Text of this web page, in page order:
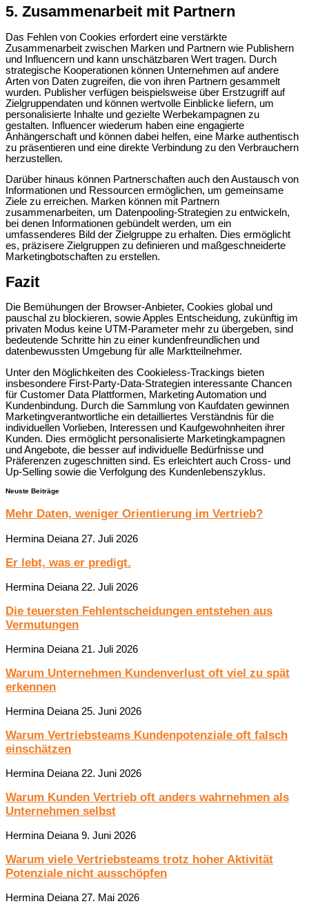
5. Zusammenarbeit mit Partnern
Das Fehlen von Cookies erfordert eine verstärkte
Zusammenarbeit zwischen Marken und Partnern wie Publishern
und Influencern und kann unschätzbaren Wert tragen. Durch
strategische Kooperationen können Unternehmen auf andere
Arten von Daten zugreifen, die von ihren Partnern gesammelt
wurden. Publisher verfügen beispielsweise über Erstzugriff auf
Zielgruppendaten und können wertvolle Einblicke liefern, um
personalisierte Inhalte und gezielte Werbekampagnen zu
gestalten. Influencer wiederum haben eine engagierte
Anhängerschaft und können dabei helfen, eine Marke authentisch
zu präsentieren und eine direkte Verbindung zu den Verbrauchern
herzustellen.
Darüber hinaus können Partnerschaften auch den Austausch von
Informationen und Ressourcen ermöglichen, um gemeinsame
Ziele zu erreichen. Marken können mit Partnern
zusammenarbeiten, um Datenpooling-Strategien zu entwickeln,
bei denen Informationen gebündelt werden, um ein
umfassenderes Bild der Zielgruppe zu erhalten. Dies ermöglicht
es, präzisere Zielgruppen zu definieren und maßgeschneiderte
Marketingbotschaften zu erstellen.
Fazit
Die Bemühungen der Browser-Anbieter, Cookies global und
pauschal zu blockieren, sowie Apples Entscheidung, zukünftig im
privaten Modus keine UTM-Parameter mehr zu übergeben, sind
bedeutende Schritte hin zu einer kundenfreundlichen und
datenbewussten Umgebung für alle Marktteilnehmer.
Unter den Möglichkeiten des Cookieless-Trackings bieten
insbesondere First-Party-Data-Strategien interessante Chancen
für Customer Data Plattformen, Marketing Automation und
Kundenbindung. Durch die Sammlung von Kaufdaten gewinnen
Marketingverantwortliche ein detailliertes Verständnis für die
individuellen Vorlieben, Interessen und Kaufgewohnheiten ihrer
Kunden. Dies ermöglicht personalisierte Marketingkampagnen
und Angebote, die besser auf individuelle Bedürfnisse und
Präferenzen zugeschnitten sind. Es erleichtert auch Cross- und
Up-Selling sowie die Verfolgung des Kundenlebenszyklus.
Neuste Beiträge
Mehr Daten, weniger Orientierung im Vertrieb?
Hermina Deiana 27. Juli 2026
Er lebt, was er predigt.
Hermina Deiana 22. Juli 2026
Die teuersten Fehlentscheidungen entstehen aus
Vermutungen
Hermina Deiana 21. Juli 2026
Warum Unternehmen Kundenverlust oft viel zu spät
erkennen
Hermina Deiana 25. Juni 2026
Warum Vertriebsteams Kundenpotenziale oft falsch
einschätzen
Hermina Deiana 22. Juni 2026
Warum Kunden Vertrieb oft anders wahrnehmen als
Unternehmen selbst
Hermina Deiana 9. Juni 2026
Warum viele Vertriebsteams trotz hoher Aktivität
Potenziale nicht ausschöpfen
Hermina Deiana27. Mai 2026